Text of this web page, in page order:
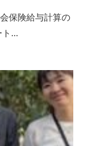
保険給与計算の
...